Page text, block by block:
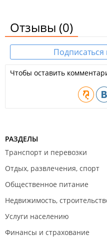
Отзывы (0)
Чтобы оставить
РАЗДЕЛЫ
Транспорт и перевозки
Отдых, развлечения, спорт
Общественное питание
Недвижимость,
Услуги населению
Финансы и страхование